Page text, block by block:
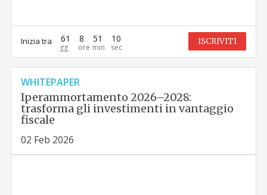
Inizia tra 61 8 51 9 ISCRIVITI
WHITEPAPER
Iperammortamento 2026–2028:
trasforma gli investimenti in vantaggio
fiscale
02 Feb 2026